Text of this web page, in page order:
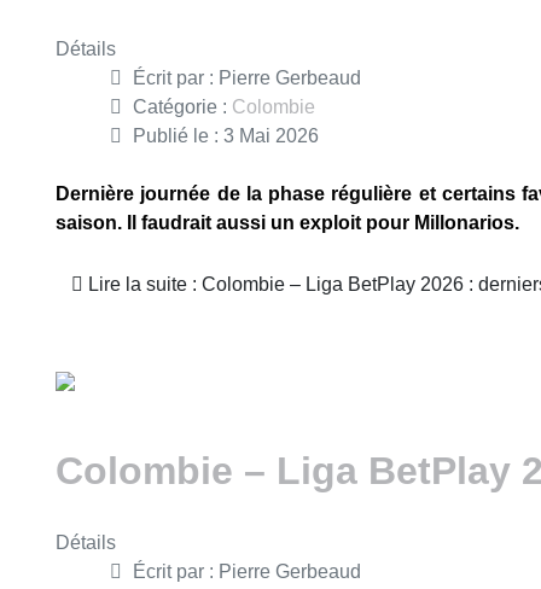
Détails
Écrit par : Pierre Gerbeaud
Catégorie : Colombie
Publié le : 3 Mai 2026
Dernière journée de la phase régulière et certains
saison. Il faudrait aussi un exploit pour Millonarios.
Lire la suite : Colombie – Liga BetPlay 2026 :
Colombie – Liga BetPlay
Détails
Écrit par : Pierre Gerbeaud